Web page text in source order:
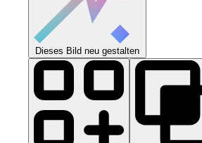
Dieses Bild neu gestalten